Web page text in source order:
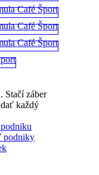
Stačí záber
každý
podniky